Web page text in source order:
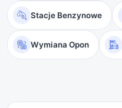
Stacje Benzynowe
Wymiana Opon